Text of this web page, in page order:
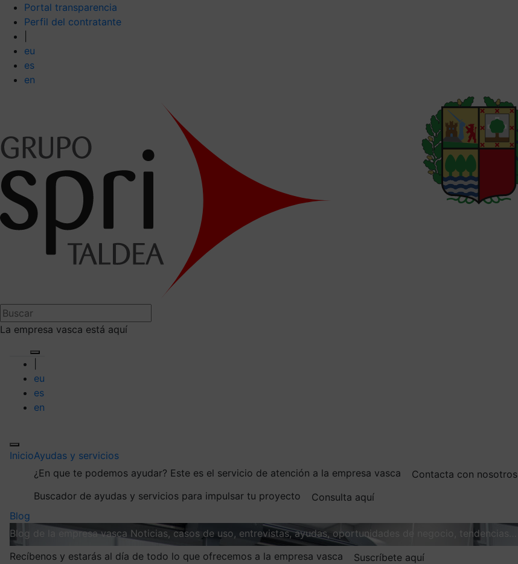
Portal transparencia
Perfil del contratante
eu
es
en
La empresa vasca está aquí
eu
es
en
InicioAyudas y servicios
¿En que te podemos ayudar? Este es el servicio de atención a la empresa vasca
Contacta con nosotros
Buscador de ayudas y servicios para impulsar tu proyecto
Consulta aquí
Blog
Blog de la empresa vasca Noticias, casos de uso, entrevistas, ayudas, oportunidades de negocio, tendencias…
Recíbenos y estarás al día de todo lo que ofrecemos a la empresa vasca
Suscríbete aquí